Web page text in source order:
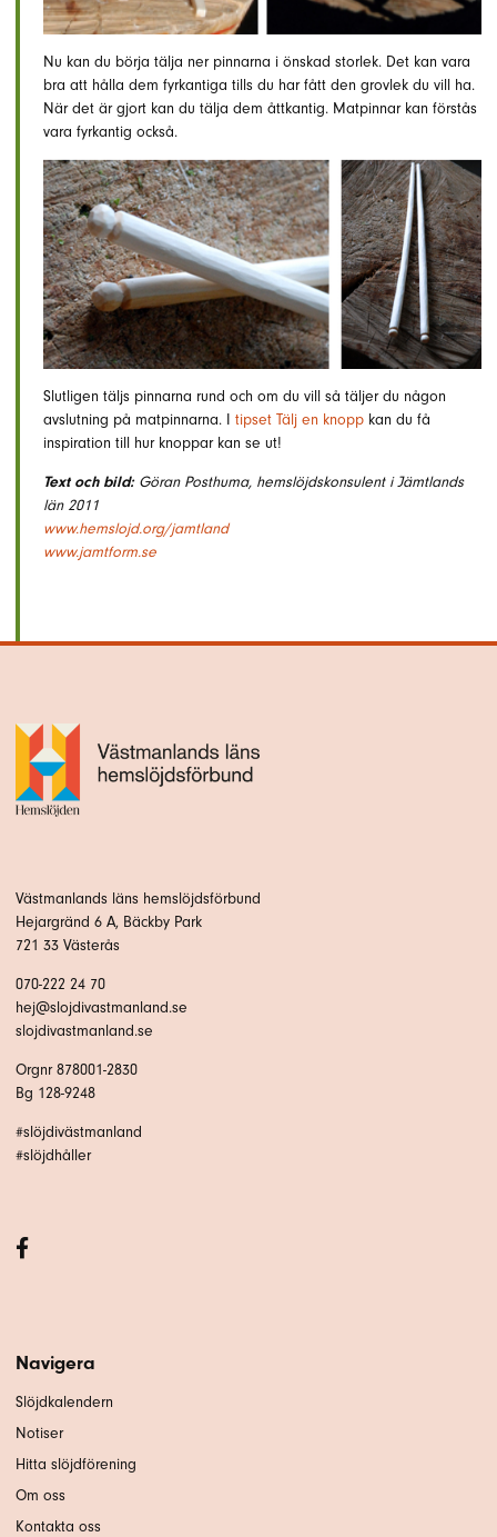
Nu kan du börja tälja ner pinnarna i önskad storlek. Det kan vara
bra att hålla dem fyrkantiga tills du har fått den grovlek du vill ha.
När det är gjort kan du tälja dem åttkantig. Matpinnar kan förstås
vara fyrkantig också.
Slutligen täljs pinnarna rund och om du vill så täljer du någon
avslutning på matpinnarna. I tipset Tälj en knopp kan du få
inspiration till hur knoppar kan se ut!
Text och bild:Göran Posthuma, hemslöjdskonsulent i Jämtlands
län 2011
www.hemslojd.org/jamtland
www.jamtform.se
Västmanlands läns hemslöjdsförbund
Hejargränd 6 A, Bäckby Park
721 33 Västerås
070-222 24 70
hej@slojdivastmanland.se
slojdivastmanland.se
Orgnr 878001-2830
Bg 128-9248
#slöjdivästmanland
#slöjdhåller
Navigera
Slöjdkalendern
Notiser
Hitta slöjdförening
Om oss
Kontakta oss